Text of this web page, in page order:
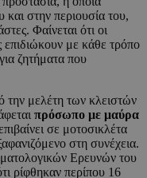
και στην περιουσία του,
Φαίνεται ότι οι
επιδιώκουν με κάθε τρόπο
ζητήματα που
την μελέτη των κλειστών
πρόσωπο με μαύρα
σε μοτοσικλέτα
στη συνέχεια.
Ερευνών του
ρίφθηκαν περίπου 16